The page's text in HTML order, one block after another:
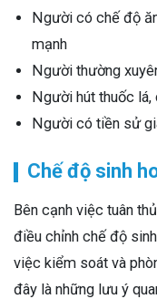
Người có chế độ
mạnh
Người thường
Người hút thuốc lá,
Người có tiền sử
Chế độ sinh
Bên cạnh việc tuân
điều chỉnh chế độ
việc kiểm soát và
đây là những lưu ý